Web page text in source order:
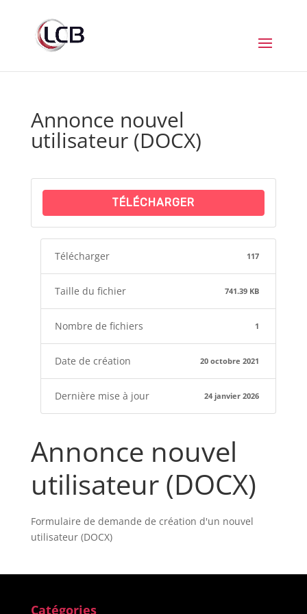
Annonce nouvel
utilisateur (DOCX)
TÉLÉCHARGER
Télécharger 117
Taille du fichier 741.39 KB
Nombre de fichiers 1
Date de création 20 octobre 2021
Dernière mise à jour 24 janvier 2026
Annonce nouvel
utilisateur (DOCX)
Formulaire de demande de création d'un nouvel
utilisateur (DOCX)
Catégories